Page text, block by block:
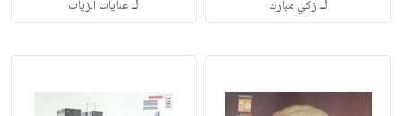
لـ زكي مبارك لـعنايات الزيات